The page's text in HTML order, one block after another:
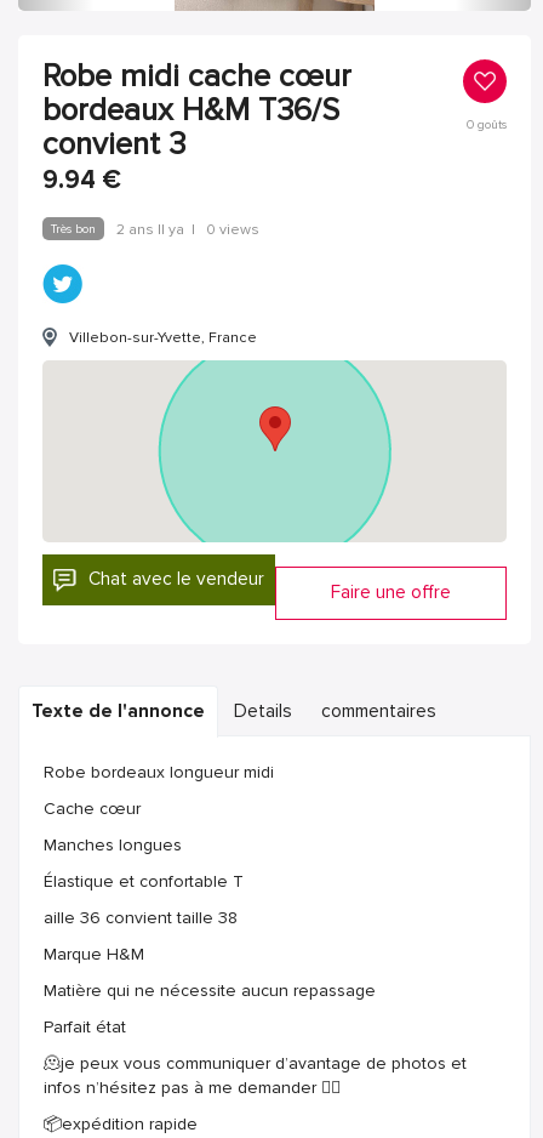
Robe midi cache cœur
bordeaux H&M T36/S
convient 3
9.94 €
0goûts
Très bon 2 ans Il ya | 0 views
Villebon-sur-Yvette, France
Chat avec le vendeur
Faire une offre
Texte de l'annonce Details commentaires
Robe bordeaux longueur midi
Cache cœur
Manches longues
Élastique et confortable T
aille 36 convient taille 38
Marque H&M
Matière qui ne nécessite aucun repassage
Parfait état
🫠je peux vous communiquer d’avantage de photos et
infos n’hésitez pas à me demander 👉🏽
📦expédition rapide